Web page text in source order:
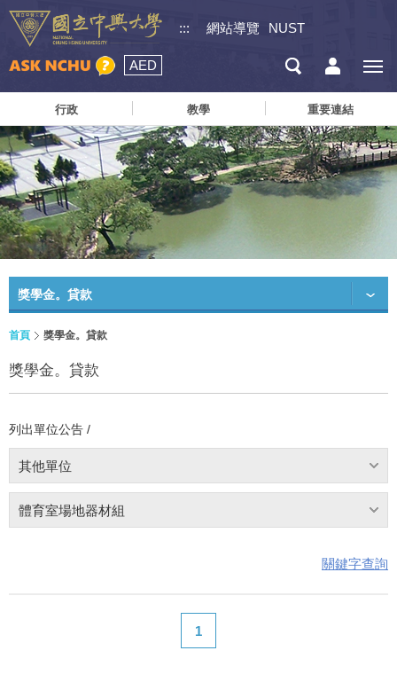
::: 網站導覽 NUST
AED
行政 教學 重要連結
獎學金。貸款
首頁 獎學金。貸款
獎學金。貸款
列出單位公告 /
其他單位
體育室場地器材組
關鍵字查詢
1